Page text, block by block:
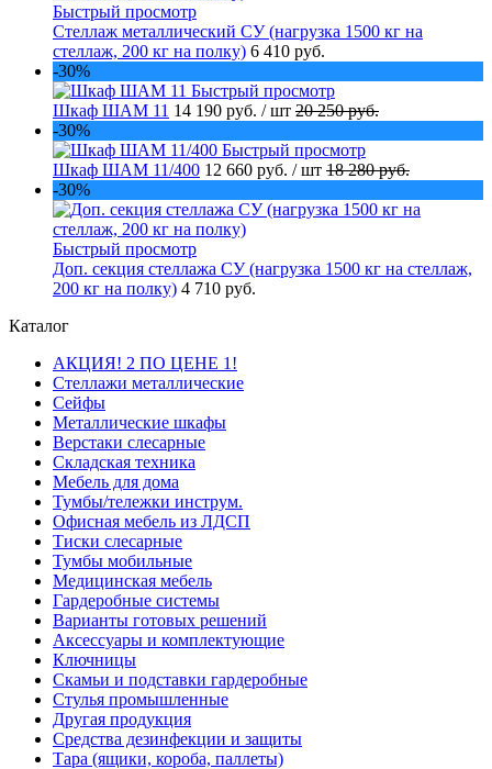
Быстрый просмотр
Стеллаж металлический СУ (нагрузка 1500 кг на
стеллаж, 200 кг на полку) 6 410 руб.
-30%
Быстрый просмотр
Шкаф ШАМ 11 14 190 руб. / шт 20 250 руб.
-30%
Быстрый просмотр
Шкаф ШАМ 11/400 12 660 руб. / шт 18 280 руб.
-30%
Быстрый просмотр
Доп. секция стеллажа СУ (нагрузка 1500 кг на стеллаж,
200 кг на полку) 4 710 руб.
Каталог
АКЦИЯ! 2 ПО ЦЕНЕ 1!
Стеллажи металлические
Сейфы
Металлические шкафы
Верстаки слесарные
Складская техника
Мебель для дома
Тумбы/тележки инструм.
Офисная мебель из ЛДСП
Тиски слесарные
Тумбы мобильные
Медицинская мебель
Гардеробные системы
Варианты готовых решений
Аксессуары и комплектующие
Ключницы
Скамьи и подставки гардеробные
Стулья промышленные
Другая продукция
Средства дезинфекции и защиты
Тара (ящики, короба, паллеты)